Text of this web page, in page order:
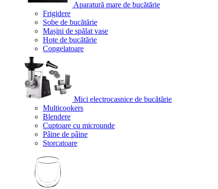
Aparatură mare de bucătărie
Frigidere
Sobe de bucătărie
Mașini de spălat vase
Hote de bucătărie
Congelatoare
Mici electrocasnice de bucătărie
Multicookers
Blendere
Cuptoare cu microunde
Pâine de pâine
Storcatoare